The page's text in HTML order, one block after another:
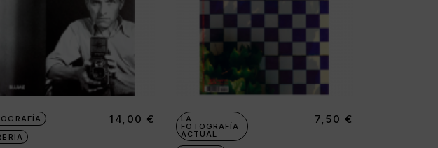
14,00 € LA
FOTOGRAFÍA
ACTUAL
7,50 €